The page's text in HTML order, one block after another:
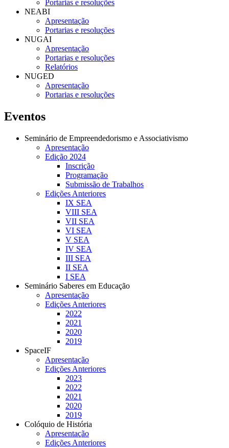
Portarias e resoluções
NEABI
Apresentação
Portarias e resoluções
NUGAI
Apresentação
Portarias e resoluções
Relatórios
NUGED
Apresentação
Portarias e resoluções
Eventos
Seminário de Empreendedorismo e Associativismo
Apresentação
Edição 2024
Inscrição
Programação
Submissão de Trabalhos
Edições Anteriores
IX SEA
VIII SEA
VII SEA
VI SEA
V SEA
IV SEA
III SEA
II SEA
I SEA
Seminário Saberes em Educação
Apresentação
Edições Anteriores
2022
2021
2020
2019
SpaceIF
Apresentação
Edições Anteriores
2023
2022
2021
2020
2019
Colóquio de História
Apresentação
Edições Anteriores